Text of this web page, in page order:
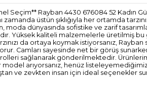
Seçim** Rayban 4430 676084 52
üstün şıklığıyla her ortamda
dünyasında sofistike ve zarif
Yüksek kaliteli malzemelerle üretilmiş
da ortaya koymak istiyorsanız,
Camları sayesinde net bir görüş
sağlanarak gönderilmektedir.
arıyorsanız, henüz
ve zevkten insan için ideal seçenekler